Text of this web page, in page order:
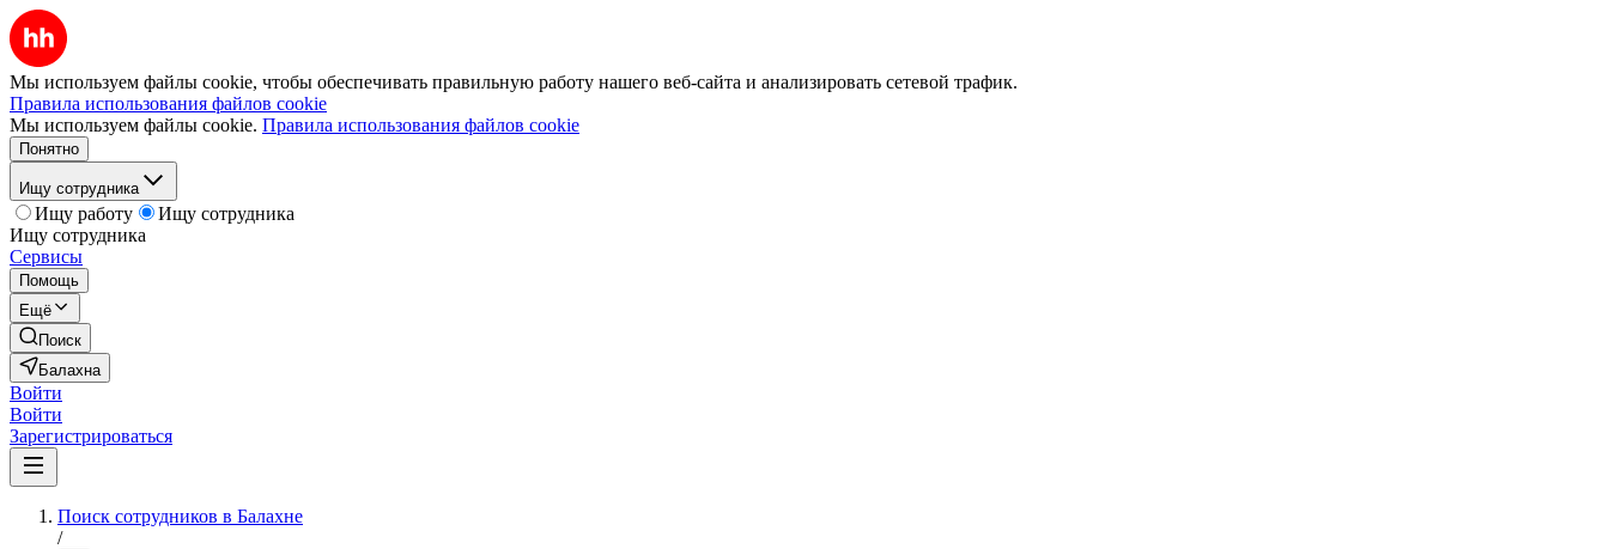
Мы используем файлы cookie, чтобы обеспечивать правильную работу нашего веб-сайта и анализировать сетевой трафик.
Правила использования файлов cookie
Мы используем файлы cookie. Правила использования файлов cookie
Понятно
Ищу сотрудника
Ищу работу
Ищу сотрудника
Ищу сотрудника
Сервисы
Помощь
Ещё
Поиск
Балахна
Войти
Войти
Зарегистрироваться
Поиск сотрудников в Балахне
/